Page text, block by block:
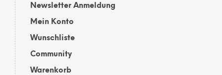
Newsletter Anmeldung
Mein Konto
Wunschliste
Community
Warenkorb